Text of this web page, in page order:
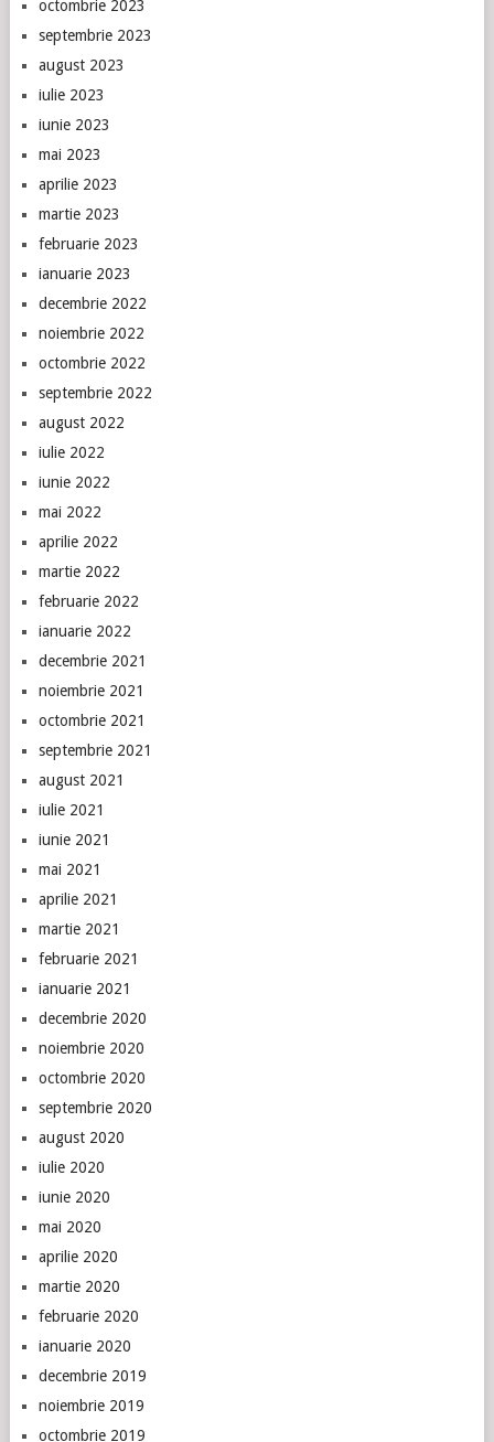
octombrie 2023
septembrie 2023
august 2023
iulie 2023
iunie 2023
mai 2023
aprilie 2023
martie 2023
februarie 2023
ianuarie 2023
decembrie 2022
noiembrie 2022
octombrie 2022
septembrie 2022
august 2022
iulie 2022
iunie 2022
mai 2022
aprilie 2022
martie 2022
februarie 2022
ianuarie 2022
decembrie 2021
noiembrie 2021
octombrie 2021
septembrie 2021
august 2021
iulie 2021
iunie 2021
mai 2021
aprilie 2021
martie 2021
februarie 2021
ianuarie 2021
decembrie 2020
noiembrie 2020
octombrie 2020
septembrie 2020
august 2020
iulie 2020
iunie 2020
mai 2020
aprilie 2020
martie 2020
februarie 2020
ianuarie 2020
decembrie 2019
noiembrie 2019
octombrie 2019